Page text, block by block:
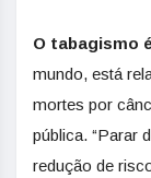
O tabagismo
mundo, está
mortes por
pública. “Parar
redução de